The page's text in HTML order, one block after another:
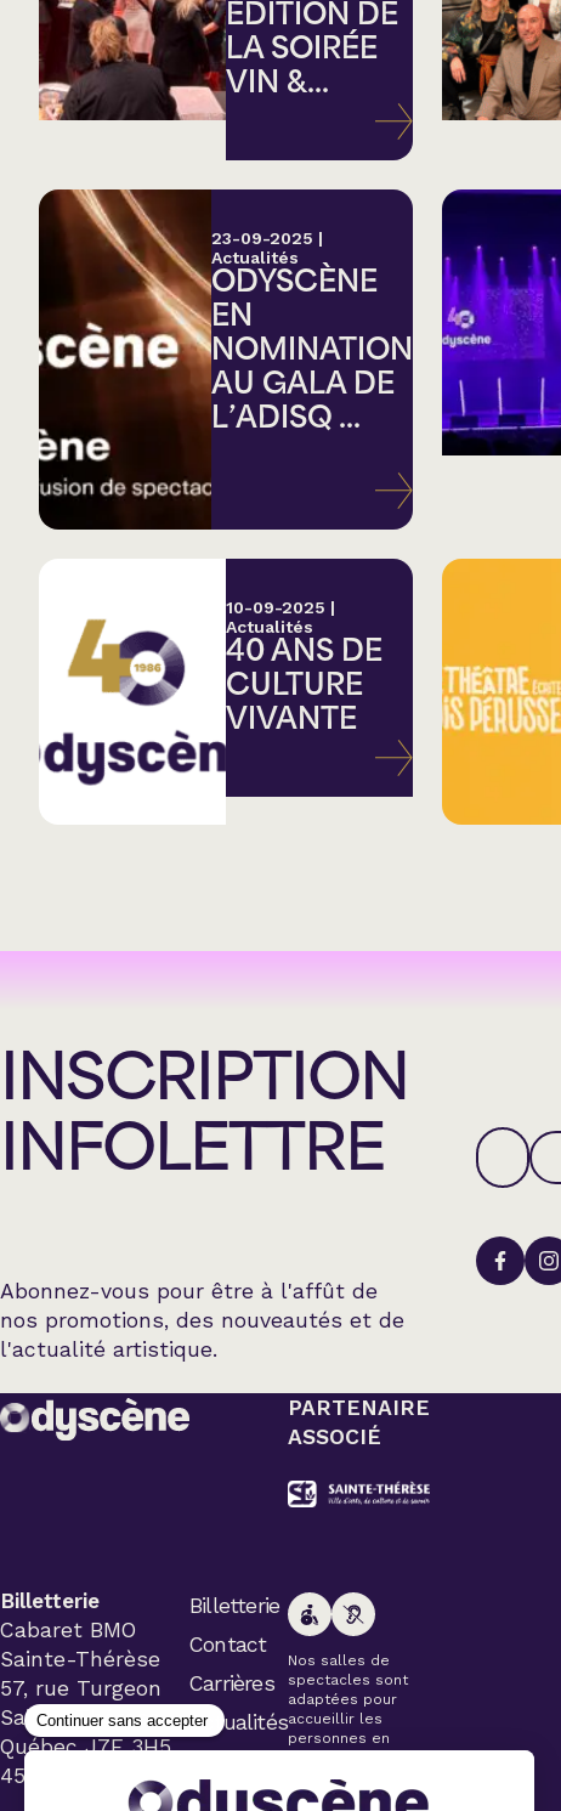
ÉDITION DE
LA SOIRÉE
VIN &...
23-09-2025 |
Actualités
ODYSCÈNE
EN
NOMINATION
AU GALA DE
L’ADISQ ...
10-09-2025 |
Actualités
40 ANS DE
CULTURE
VIVANTE
INSCRIPTION
INFOLETTRE
Abonnez-vous pour être à l'affût de
nos promotions, des nouveautés et de
l'actualité artistique.
Billetterie
Cabaret BMO
Sainte-Thérèse
57, rue Turgeon
Sainte-Thérèse
Québec J7E 3H5
450 434-4006
Billetterie
Contact
Carrières
Actualités
PARTENAIRE
ASSOCIÉ
Nos salles de
spectacles sont
adaptées pour
accueillir les
personnes en
Veuillez
simplement aviser